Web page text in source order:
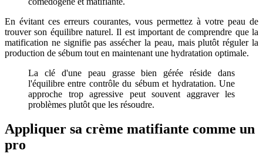
En évitant ces erreurs courantes, vous permettez à votre peau de
trouver son équilibre naturel. Il est important de comprendre que la
matification ne signifie pas assécher la peau, mais plutôt réguler la
production de sébum tout en maintenant une hydratation optimale.
La clé d'une peau grasse bien gérée réside dans
l'équilibre entre contrôle du sébum et hydratation. Une
approche trop agressive peut souvent aggraver les
problèmes plutôt que les résoudre.
Appliquer sa crème matifiante comme un
pro